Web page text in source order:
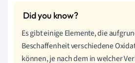
Es gibt einige Elemente, die
Beschaffenheit verschiedene
können, je nach dem in welcher